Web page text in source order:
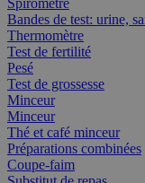
Spirometre
Bandes de test: urine,
Thermomètre
Test de fertilité
Pesé
Test de grossesse
Minceur
Minceur
Thé et café minceur
Préparations combinées
Coupe-faim